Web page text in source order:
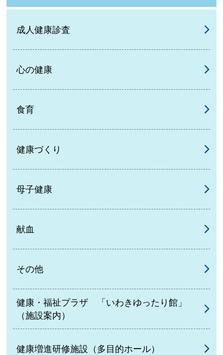
成人健康診査
心の健康
食育
健康づくり
母子健康
献血
その他
健康・福祉プラザ 「いわきゆったり館」
（施設案内）
健康増進研修施設（多目的ホール）